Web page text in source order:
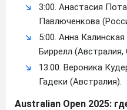
3:00. Анастасия
Павлюченкова
5:00. Анна
Биррелл (Австралия,
13:00. Вероника
Гадеки (Австралия).
Australian Open 2025: